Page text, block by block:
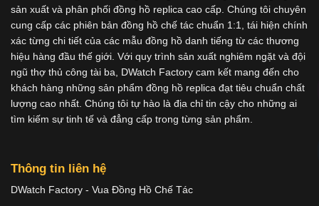
sản xuất và phân phối đồng hồ replica cao cấp. Chúng tôi chuyên
cung cấp các phiên bản đồng hồ chế tác chuẩn 1:1, tái hiện chính
xác từng chi tiết của các mẫu đồng hồ danh tiếng từ các thương
hiệu hàng đầu thế giới. Với quy trình sản xuất nghiêm ngặt và đội
ngũ thợ thủ công tài ba, DWatch Factory cam kết mang đến cho
khách hàng những sản phẩm đồng hồ replica đạt tiêu chuẩn chất
lượng cao nhất. Chúng tôi tự hào là địa chỉ tin cậy cho những ai
tìm kiếm sự tinh tế và đẳng cấp trong từng sản phẩm.
Thông tin liên hệ
DWatch Factory - Vua Đồng Hồ Chế Tác